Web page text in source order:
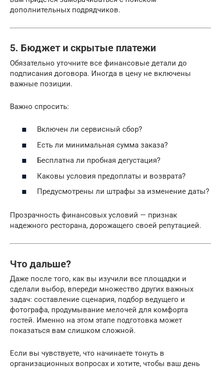
дополнительных подрядчиков.
5. Бюджет и скрытые платежи
Обязательно уточните все финансовые детали до
подписания договора. Иногда в цену не включены
важные позиции.
Важно спросить:
Включен ли сервисный сбор?
Есть ли минимальная сумма заказа?
Бесплатна ли пробная дегустация?
Каковы условия предоплаты и возврата?
Предусмотрены ли штрафы за изменение даты?
Прозрачность финансовых условий — признак
надежного ресторана, дорожащего своей репутацией.
Что дальше?
Даже после того, как вы изучили все площадки и
сделали выбор, впереди множество других важных
задач: составление сценария, подбор ведущего и
фотографа, продумывание мелочей для комфорта
гостей. Именно на этом этапе подготовка может
показаться вам слишком сложной.
Если вы чувствуете, что начинаете тонуть в
организационных вопросах и хотите, чтобы ваш день